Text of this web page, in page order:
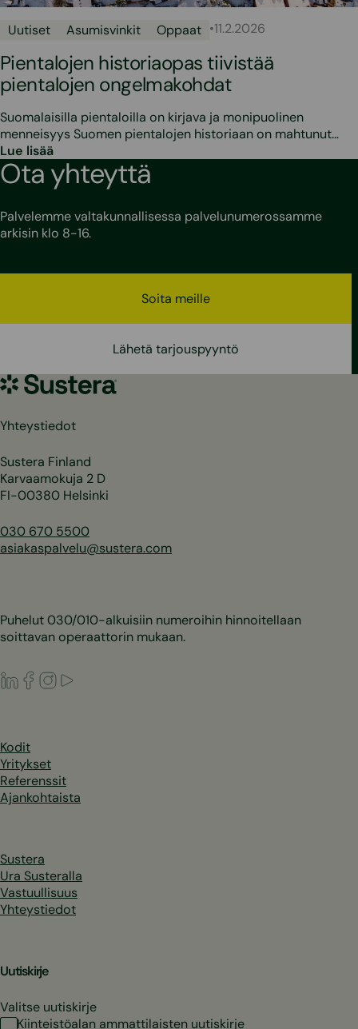
Uutiset Asumisvinkit Oppaat •11.2.2026
Pientalojen historiaopas tiivistää
pientalojen ongelmakohdat
Suomalaisilla pientaloilla on kirjava ja monipuolinen
menneisyys Suomen pientalojen historiaan on mahtunut…
Lue lisää
Ota yhteyttä
Palvelemme valtakunnallisessa palvelunumerossamme
arkisin klo 8-16.
Soita meille
Lähetä tarjouspyyntö
Sustera
Yhteystiedot
Sustera Finland
Karvaamokuja 2 D
FI-00380 Helsinki
030 670 5500
asiakaspalvelu@sustera.com
Puhelut 030/010-alkuisiin numeroihin hinnoitellaan
soittavan operaattorin mukaan.
LinkedIn
Facebook
Instagram
Kodit
Yritykset
Referenssit
Ajankohtaista
Sustera
Ura Susteralla
Vastuullisuus
Yhteystiedot
Uutiskirje
Valitse uutiskirje
Kiinteistöalan ammattilaisten uutiskirje